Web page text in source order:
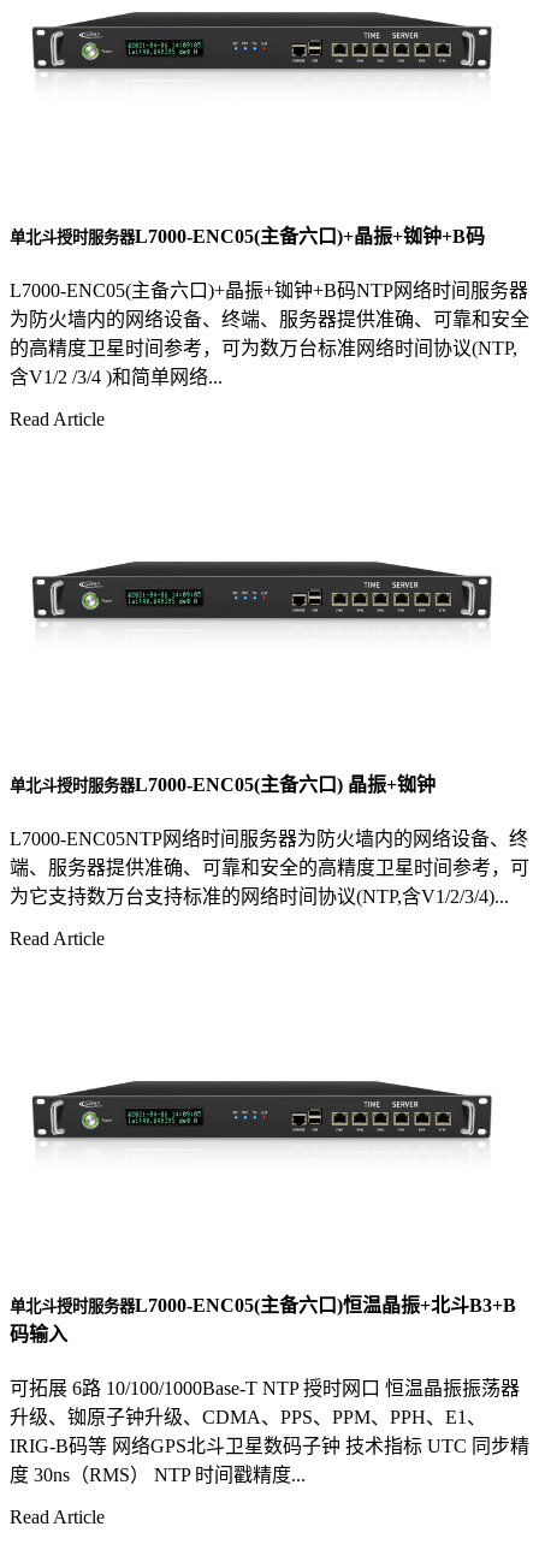
单北斗授时服务器L7000-ENC05(主备六口)+晶振+铷钟+B码
L7000-ENC05(主备六口)+晶振+铷钟+B码NTP网络时间服务器
为防火墙内的网络设备、终端、服务器提供准确、可靠和安全
的高精度卫星时间参考，可为数万台标准网络时间协议(NTP,
含V1/2 /3/4 )和简单网络...
Read Article
单北斗授时服务器L7000-ENC05(主备六口) 晶振+铷钟
L7000-ENC05NTP网络时间服务器为防火墙内的网络设备、终
端、服务器提供准确、可靠和安全的高精度卫星时间参考，可
为它支持数万台支持标准的网络时间协议(NTP,含V1/2/3/4)...
Read Article
单北斗授时服务器L7000-ENC05(主备六口)恒温晶振+北斗B3+B
码输入
可拓展 6路 10/100/1000Base-T NTP 授时网口 恒温晶振振荡器
升级、铷原子钟升级、CDMA、PPS、PPM、PPH、E1、
IRIG-B码等 网络GPS北斗卫星数码子钟 技术指标 UTC 同步精
度 30ns（RMS） NTP 时间戳精度...
Read Article